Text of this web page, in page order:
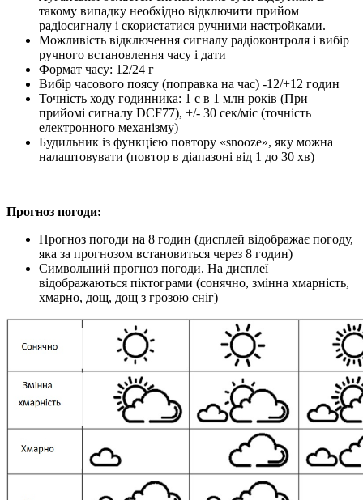
такому випадку необхідно відключити прийом
радіосигналу і скористатися ручними настройками.
Можливість відключення сигналу радіоконтроля і вибір
ручного встановлення часу і дати
Формат часу: 12/24 г
Вибір часового поясу (поправка на час) -12/+12 годин
Точність ходу годинника: 1 с в 1 млн років (При
прийомі сигналу DCF77), +/- 30 сек/міс (точність
електронного механізму)
Будильник із функцією повтору «snooze», яку можна
налаштовувати (повтор в діапазоні від 1 до 30 хв)
Прогноз погоди:
Прогноз погоди на 8 годин (дисплей відображає погоду,
яка за прогнозом встановиться через 8 годин)
Символьний прогноз погоди. На дисплеї
відображаються піктограми (сонячно, змінна хмарність,
хмарно, дощ, дощ з грозою сніг)